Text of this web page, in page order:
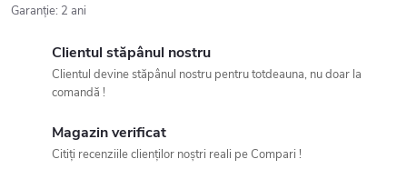
Garanţie: 2 ani
Clientul stăpânul nostru
Clientul devine stăpânul nostru pentru totdeauna, nu doar la
comandă !
Magazin verificat
Citiți recenziile clienților noștri reali pe Compari !